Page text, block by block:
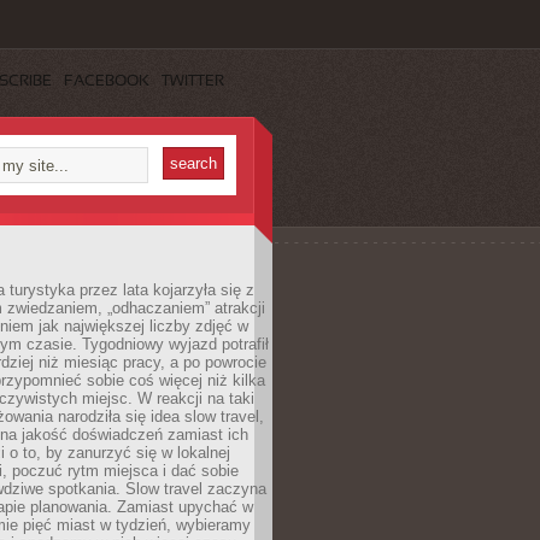
FACEBOOK TWITTER
turystyka przez lata kojarzyła się z
zwiedzaniem, „odhaczaniem” atrakcji
jak największej liczby zdjęć w
czasie. Tygodniowy wyjazd potrafił
niż miesiąc pracy, a po powrocie
sobie coś więcej niż kilka
miejsc. W reakcji na taki
narodziła się idea slow travel,
jakość doświadczeń zamiast ich
o to, by zanurzyć się w lokalnej
poczuć rytm miejsca i dać sobie
spotkania. Slow travel zaczyna
planowania. Zamiast upychać w
pięć miast w tydzień, wybieramy